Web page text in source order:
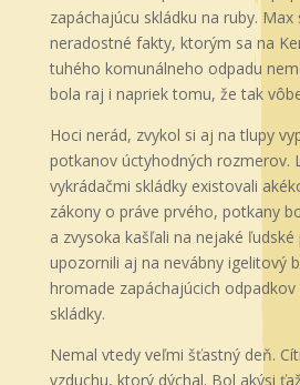
zapáchajúcu skládku na ruby.
neradostné fakty, ktorým sa na
tuhého komunálneho odpadu
bola raj i napriek tomu, že tak
Hoci nerád, zvykol si aj na tlupy
potkanov úctyhodných rozmerov.
vykrádačmi skládky existovali
zákony o práve prvého, potkany
a zvysoka kašľali na nejaké
upozornili aj na nevábny igelitový
hromade zapáchajúcich
skládky.
Nemal vtedy veľmi šťastný deň.
vzduchu, ktorý dýchal. Bol akýsi